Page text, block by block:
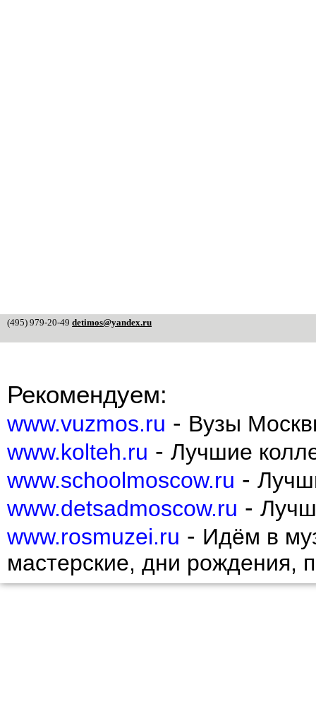
(495) 979-20-49 detimos@yandex.ru
Рекомендуем:
www.vuzmos.ru - Вузы
www.kolteh.ru - Лучшие
www.schoolmoscow.ru -
www.detsadmoscow.ru -
www.rosmuzei.ru - Идём в
мастерские, дни рождения,